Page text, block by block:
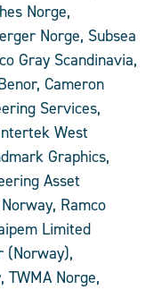
Norge,
Norge, Subsea
Gray Scandinavia,
Cameron
Services,
West
Graphics,
Asset
Ramco
Limited
(Norway),
TWMA Norge,